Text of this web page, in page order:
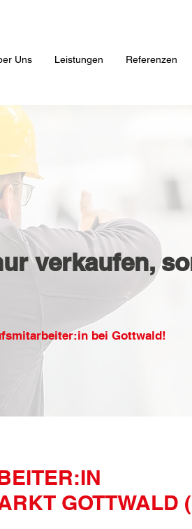
Uns Leistungen Referenzen
verkaufen,
bei Gottwald!
GOTTWALD